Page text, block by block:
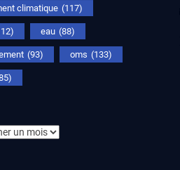
climatique (117)
eau (88)
(93) oms (133)